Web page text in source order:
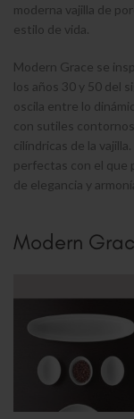
moderna vajilla de
estilo de vida.
Modern Grace se
los años 30 y 50 del
oscila entre lo
con sutiles
cilíndricas de la
perfectas con el que
de elegancia y
Modern